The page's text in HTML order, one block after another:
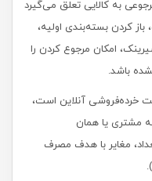
به کالایی تعلق می‌گیرد
کردن بسته‌بندی اولیه،
امکان مرجوع کردن را
باشد.
خرده‌فروشی آنلاین است،
مشتری یا همان
مغایر با هدف مصرف